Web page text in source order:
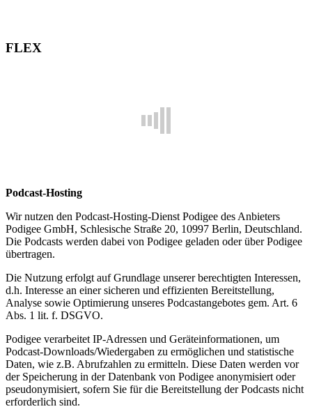
FLEX
Podcast-Hosting
Wir nutzen den Podcast-Hosting-Dienst Podigee des Anbieters
Podigee GmbH, Schlesische Straße 20, 10997 Berlin, Deutschland.
Die Podcasts werden dabei von Podigee geladen oder über Podigee
übertragen.
Die Nutzung erfolgt auf Grundlage unserer berechtigten Interessen,
d.h. Interesse an einer sicheren und effizienten Bereitstellung,
Analyse sowie Optimierung unseres Podcastangebotes gem. Art. 6
Abs. 1 lit. f. DSGVO.
Podigee verarbeitet IP-Adressen und Geräteinformationen, um
Podcast-Downloads/Wiedergaben zu ermöglichen und statistische
Daten, wie z.B. Abrufzahlen zu ermitteln. Diese Daten werden vor
der Speicherung in der Datenbank von Podigee anonymisiert oder
pseudonymisiert, sofern Sie für die Bereitstellung der Podcasts nicht
erforderlich sind.